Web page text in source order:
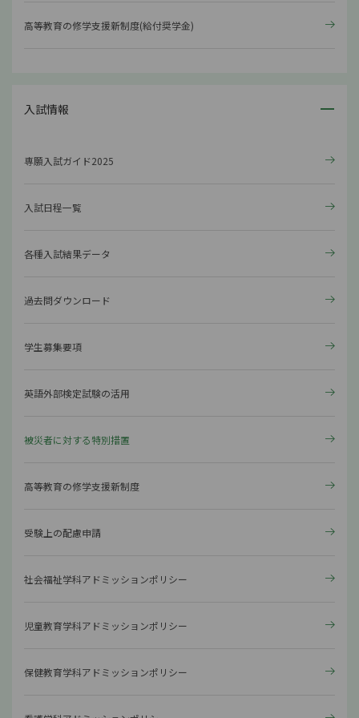
高等教育の修学支援新制度(給付奨学金)
入試情報
専願入試ガイド2025
入試日程一覧
各種入試結果データ
過去問ダウンロード
学生募集要項
英語外部検定試験の活用
被災者に対する特別措置
高等教育の修学支援新制度
受験上の配慮申請
社会福祉学科アドミッションポリシー
児童教育学科アドミッションポリシー
保健教育学科アドミッションポリシー